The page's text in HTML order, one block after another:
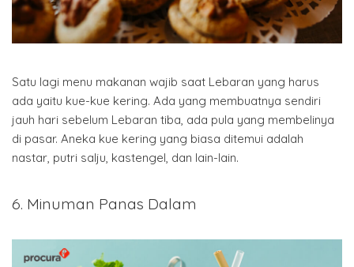
Satu lagi menu makanan wajib saat Lebaran yang harus
ada yaitu kue-kue kering. Ada yang membuatnya sendiri
jauh hari sebelum Lebaran tiba, ada pula yang membelinya
di pasar. Aneka kue kering yang biasa ditemui adalah
nastar, putri salju, kastengel, dan lain-lain.
6. Minuman Panas Dalam